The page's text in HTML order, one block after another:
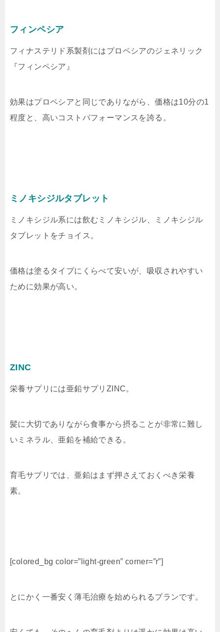
フィンペシア
フィナステリド系製剤にはプロペシアのジェネリック
『フィンペシア』
効果はプロペシアと同じでありながら、価格は10分の1
程度と、高いコストパフォーマンスを誇る。
ミノキシジルタブレット
ミノキシジル系には飲むミノキシジル、ミノキシジル
タブレットをチョイス。
価格は塗るタイプにくらべて安いが、吸収されやすい
ために効果が高い。
ZINC
栄養サプリには亜鉛サプリZINC。
髪に大切でありながら食事から摂ることが非常に難し
いミネラル、亜鉛を補給できる。
育毛サプリでは、亜鉛はまず押さえておくべき栄養
素。
[colored_bg color=”light‐green” corner=”r”]
とにかく一番安く薄毛治療を始められるプランです。